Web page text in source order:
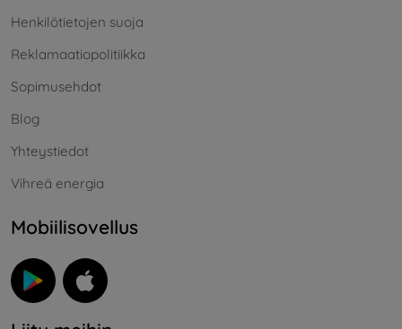
Henkilötietojen suoja
Reklamaatiopolitiikka
Sopimusehdot
Blog
Yhteystiedot
Vihreä energia
Mobiilisovellus